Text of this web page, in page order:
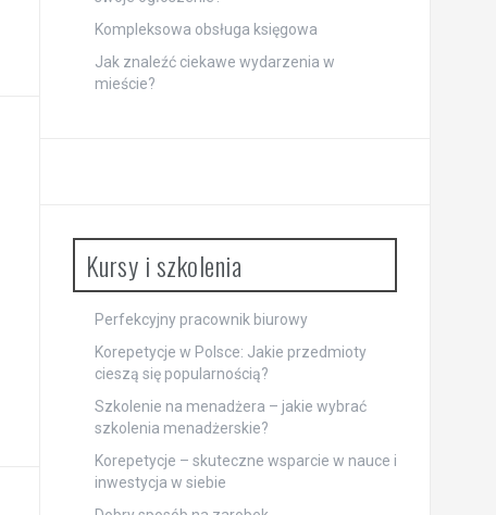
Kompleksowa obsługa księgowa
Jak znaleźć ciekawe wydarzenia w
mieście?
Kursy i szkolenia
Perfekcyjny pracownik biurowy
Korepetycje w Polsce: Jakie przedmioty
cieszą się popularnością?
Szkolenie na menadżera – jakie wybrać
szkolenia menadżerskie?
Korepetycje – skuteczne wsparcie w nauce i
inwestycja w siebie